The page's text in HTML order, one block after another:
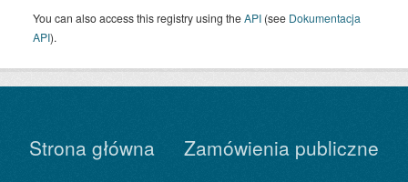
You can also access this registry using theAPI (see Dokumentacja
API).
Strona główna
Zamówienia publiczne